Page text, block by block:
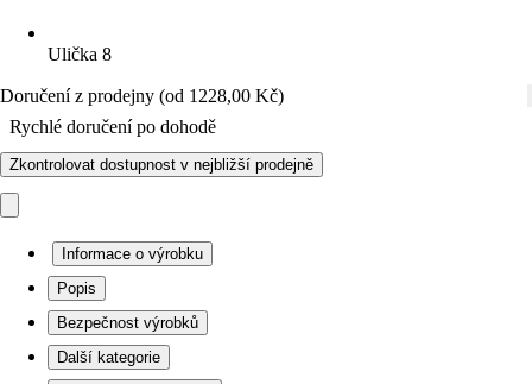
Ulička 8
Doručení z prodejny (od 1228,00 Kč)
Rychlé doručení po dohodě
Zkontrolovat dostupnost v nejbližší prodejně
Informace o výrobku
Popis
Bezpečnost výrobků
Další kategorie